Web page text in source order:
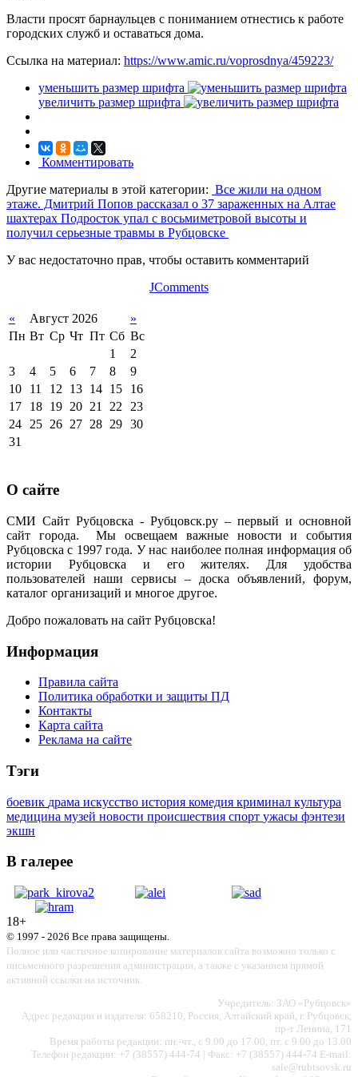
Власти просят барнаульцев с пониманием отнестись к работе
городских служб и оставаться дома.
Ссылка на материал: https://www.amic.ru/voprosdnya/459223/
уменьшить размер шрифта
увеличить размер шрифта
Комментировать
Другие материалы в этой категории: Все жили на одном
этаже. Дмитрий Попов рассказал о 37 зараженных на Алтае
шахтерах Подросток упал с восьмиметровой высоты и
получил серьезные травмы в Рубцовске
У вас недостаточно прав, чтобы оставить комментарий
JComments
« Август 2026
»
Пн Вт Ср Чт Пт Сб Вс
1
2
3
4 5 6 7 8
9
10
11 12 13 14 15
16
17
18 19 20 21 22
23
24
25 26 27 28 29 30
31
О сайте
СМИ Сайт Рубцовска - Рубцовск.ру – первый и основной
сайт города. Мы освещаем важные новости и события
Рубцовска с 1997 года. У нас наиболее полная информация об
истории Рубцовска и его жителях. Для удобства
пользователей наши сервисы – доска объявлений, форум,
каталог организаций и многое другое.
Добро пожаловать на сайт Рубцовска!
Информация
Правила сайта
Политика обработки и защиты ПД
Контакты
Карта сайта
Реклама на сайте
Тэги
боевик драма искусство история комедия криминал культура
медицина музей новости происшествия спорт ужасы фэнтези
экшн
В галерее
18+
© 1997 - 2026 Все права защищены.
Полное или частичное копирование материалов сайта возможно только с
письменного разрешения администрации, а также с указанием прямой
активной ссылки на источник.
Учредитель: ЗАО «Рубцовск»
Адрес редакции и издателя: 658210, Россия, Алтайский край, г. Рубцовск,
пр-т Ленина, 171
Время работы редакции: пн.-чт., с 9.00 до 17.00, пт. с 9.00 до 13.00
Телефон редакции: +7 (38557) 444-74 | Факс: +7 (38557) 444-74 E-mail:
sale@rubtsovsk.ru